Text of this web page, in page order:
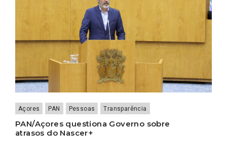
Açores PAN Pessoas Transparência
PAN/Açores questiona Governo sobre
atrasos do Nascer+